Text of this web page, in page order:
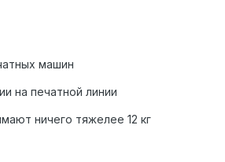
машин
на печатной линии
ничего тяжелее 12 кг